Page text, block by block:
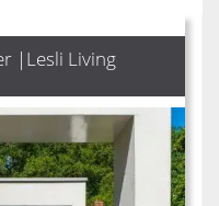
|Lesli Living